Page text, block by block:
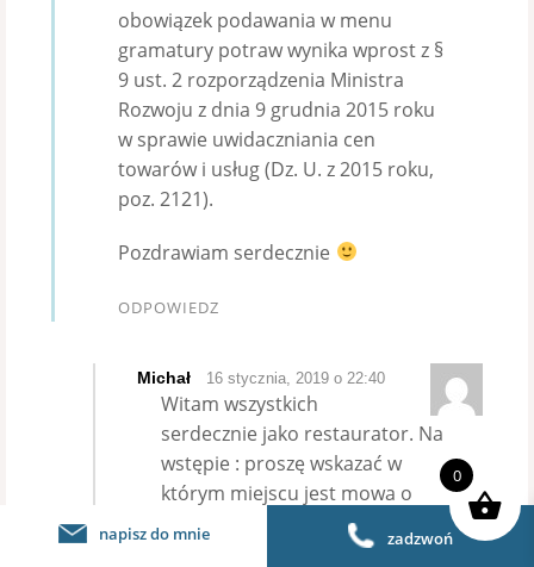
obowiązek podawania w menu
gramatury potraw wynika wprost z §
9 ust. 2 rozporządzenia Ministra
Rozwoju z dnia 9 grudnia 2015 roku
w sprawie uwidaczniania cen
towarów i usług (Dz. U. z 2015 roku,
poz. 2121).
Pozdrawiam serdecznie
ODPOWIEDZ
Michał 16 stycznia, 2019 o 22:40
Witam wszystkich
serdecznie jako restaurator. Na
wstępie : proszę wskazać w
którym miejscu jest mowa o
obowiązku podawania
gramatury – poniżej cytat z
napisz do mnie zadzwoń
0